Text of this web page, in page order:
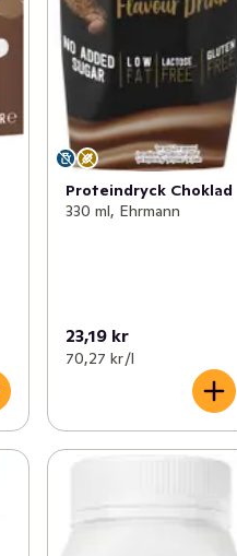
Proteindryck Choklad
330 ml, Ehrmann
23,19 kr
70,27 kr /l